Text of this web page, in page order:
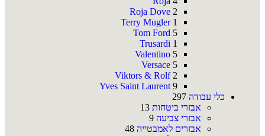
Roja Dove 2
Terry Mugler 1
Tom Ford 5
Trusardi 1
Valentino 5
Versace 5
Viktors & Rolf 2
Yves Saint Laurent 9
כלי עבודה 297
אבזרי ביטחות 13
אבזרי צביעה 9
אבזרים לאמבטייה 48